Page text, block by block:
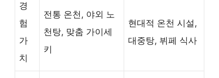
경
험
가
치
전통 온천, 야외 노
천탕, 맞춤 가이세
키
현대적 온천 시설,
대중탕, 뷔페 식사